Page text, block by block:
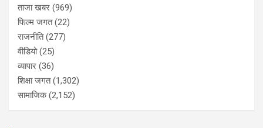
ताजा खबर (969)
फिल्म जगत(22)
राजनीति(277)
वीडियो(25)
व्यापार (36)
शिक्षा जगत(1,302)
सामाजिक(2,152)